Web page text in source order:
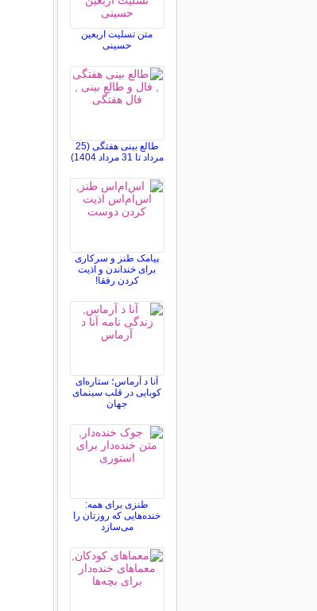
متن تسلیت اربعین
حسینی
طالع بینی هفتگی (25
مرداد تا 31 مرداد 1404)
پیامک طنز و سرکاری
برای خنداندن و اذیت
کردن رفقا!
آنا د آرماس؛ ستاره‌ای
کوبایی در قلب سینمای
جهان
طنزی برای همه:
خنده‌هایی که روزتان را
می‌سازد